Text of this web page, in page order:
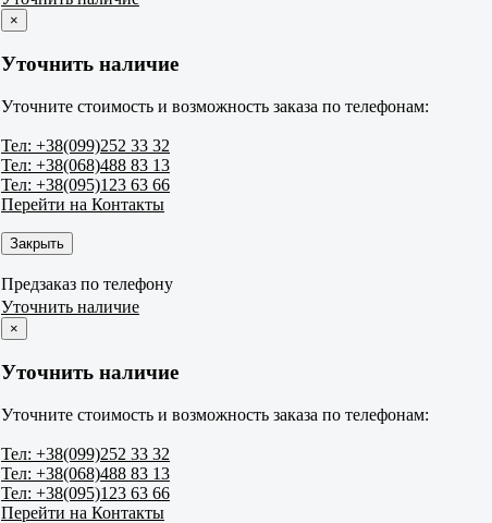
×
Уточнить наличие
Уточните стоимость и возможность заказа по телефонам:
Тел: +38(099)252 33 32
Тел: +38(068)488 83 13
Тел: +38(095)123 63 66
Перейти на Контакты
Закрыть
Предзаказ по телефону
Уточнить наличие
×
Уточнить наличие
Уточните стоимость и возможность заказа по телефонам:
Тел: +38(099)252 33 32
Тел: +38(068)488 83 13
Тел: +38(095)123 63 66
Перейти на Контакты